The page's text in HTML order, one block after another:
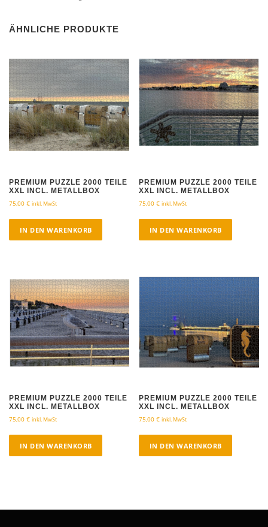
ÄHNLICHE PRODUKTE
PREMIUM PUZZLE 2000 TEILE
XXL INCL. METALLBOX
75,00 € inkl. MwSt
IN DEN WARENKORB
PREMIUM PUZZLE 2000 TEILE
XXL INCL. METALLBOX
75,00€ inkl. MwSt
IN DEN WARENKORB
PREMIUM PUZZLE 2000 TEILE
XXL INCL. METALLBOX
75,00 € inkl. MwSt
IN DEN WARENKORB
PREMIUM PUZZLE 2000 TEILE
XXL INCL. METALLBOX
75,00€ inkl. MwSt
IN DEN WARENKORB